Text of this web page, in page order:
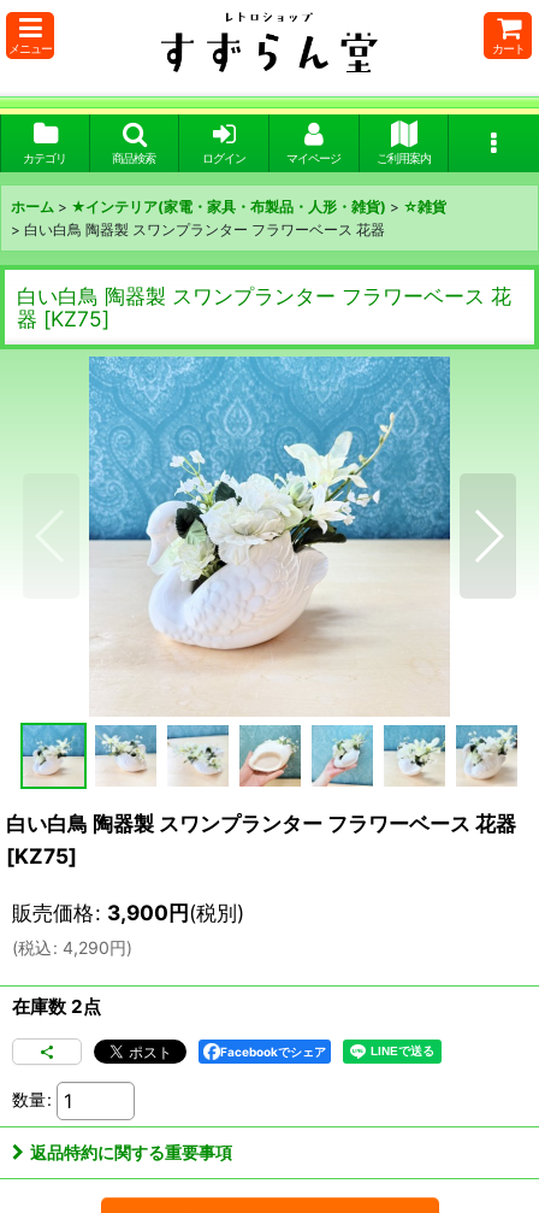
メニュー カート
カテゴリ 商品検索 ログイン マイページ ご利用案内
ホーム > ★インテリア(家電・家具・布製品・人形・雑貨) > ☆雑貨
> 白い白鳥 陶器製 スワンプランター フラワーベース 花器
白い白鳥 陶器製 スワンプランター フラワーベース 花
器 [KZ75]
白い白鳥 陶器製 スワンプランター フラワーベース 花器
[KZ75]
販売価格: 3,900円(税別)
(税込: 4,290円)
在庫数 2点
Facebookでシェア
数量:
返品特約に関する重要事項